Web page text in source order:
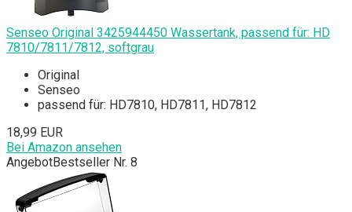
Senseo Original 3425944450 Wassertank, passend für: HD
7810/7811/7812, softgrau
Original
Senseo
passend für: HD7810, HD7811, HD7812
18,99 EUR
Bei Amazon ansehen
AngebotBestseller Nr. 8